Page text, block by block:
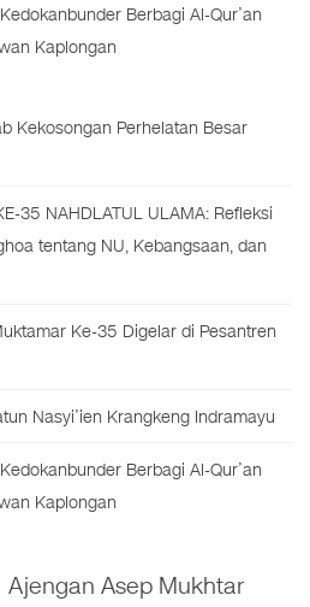
Berbagi Al-Qur’an
Kaplongan
Kekosongan Perhelatan Besar
35 NAHDLATUL ULAMA: Refleksi
tentang NU, Kebangsaan, dan
Ke-35 Digelar di Pesantren
Nasyi’ien Krangkeng Indramayu
Berbagi Al-Qur’an
Kaplongan
Ajengan Asep Mukhtar